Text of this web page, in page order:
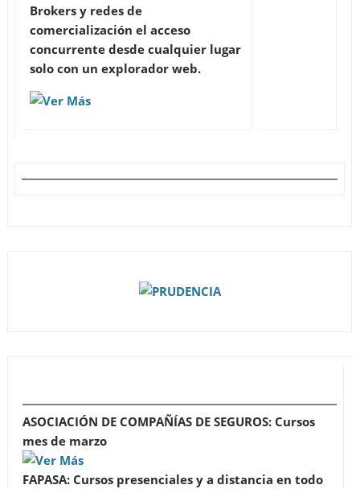
Brokers y redes de
comercialización el acceso
concurrente desde cualquier lugar
solo con un explorador web.
ASOCIACIÓN DE COMPAÑÍAS DE SEGUROS: Cursos
mes de marzo
FAPASA: Cursos presenciales y a distancia en todo